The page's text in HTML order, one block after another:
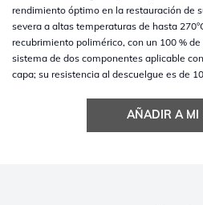
rendimiento óptimo en la restauración de
severa a altas temperaturas de hasta
recubrimiento polimérico, con un 100 % de
sistema de dos componentes aplicable
capa; su resistencia al descuelgue es de
AÑADIR A MI